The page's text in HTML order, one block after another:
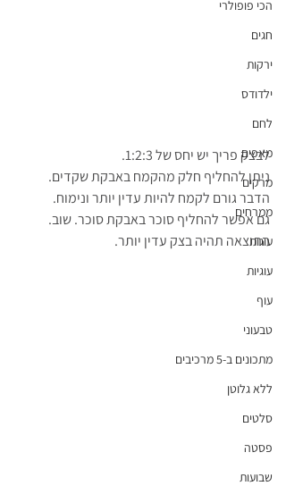
הכי פופולרי
חגים
ירקות
ילדודס
לחם
מאפים
מרקים
ממרחים
עוגות
עוגיות
עוף
טבעוני
מתכונים ב-5 מרכיבים
ללא גלוטן
סלטים
פסטה
שבועות
לבצק פריך יש יחס של 1:2:3.
ניתן להחליף חלק מהקמח באבקת שקדים.
הדבר גורם לקמח להיות עדין יותר ונימוח.
גם אפשר להחליף סוכר באבקת סוכר. שוב.
התוצאה תהיה בצק עדין יותר.